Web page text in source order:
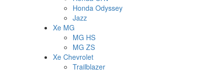
Honda Odyssey
Jazz
Xe MG
MG HS
MG ZS
Xe Chevrolet
Trailblazer